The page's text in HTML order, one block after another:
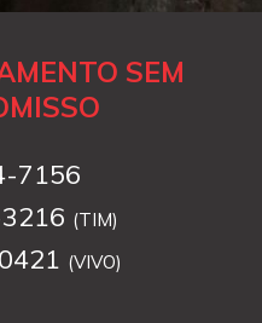
SEM
7156
(TIM)
(VIVO)